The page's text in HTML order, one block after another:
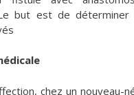
but est de déterminer
chez un nouveau-